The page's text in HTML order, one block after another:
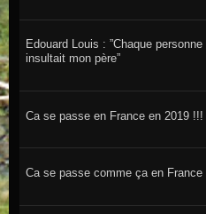
Edouard Louis : ”Chaque
insultait mon père”
Ca se passe en France en 2019 !!!
Ca se passe comme ça en France